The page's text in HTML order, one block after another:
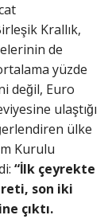
Krallık,
de
yüzde
değil, Euro
ulaştığı
ülke
Kurulu
“İlk çeyrekte
son iki
çıktı.